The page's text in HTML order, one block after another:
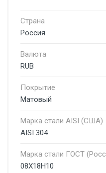
Страна
Россия
Валюта
RUB
Покрытие
Матовый
Марка стали AISI (США)
AISI 304
Марка стали ГОСТ
08Х18Н10